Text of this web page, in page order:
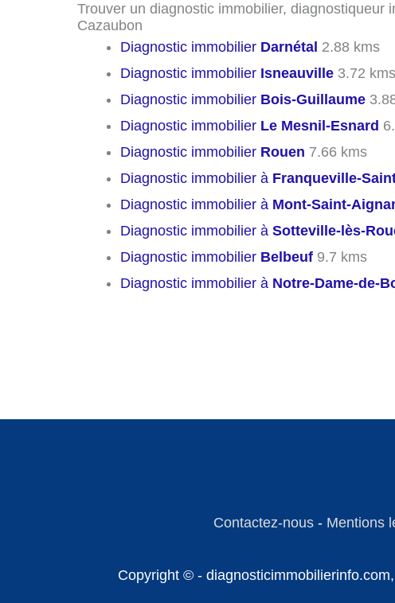
Trouver un diagnostic immobilier, diagnostiqueur
Cazaubon
Diagnostic immobilier Darnétal 2.88 kms
Diagnostic immobilier Isneauville 3.72 kms
Diagnostic immobilier Bois-Guillaume
Diagnostic immobilier Le Mesnil-Esnard
Diagnostic immobilier Rouen 7.66 kms
Diagnostic immobilier à Franqueville-
Diagnostic immobilier à Mont-Saint-
Diagnostic immobilier à Sotteville-lès-
Diagnostic immobilier Belbeuf 9.7 kms
Diagnostic immobilier à Notre-Dame-de-
Contactez-nous- Mentions
Copyright © -